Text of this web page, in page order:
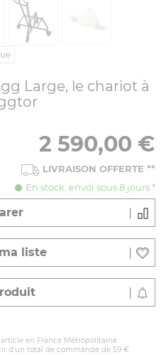
Large, le chariot à
2 590,00 €
LIVRAISON OFFERTE **
En stock. envoi sous 8 jours *
liste
en France Métropolitaine
d'un total de commande de 59 €